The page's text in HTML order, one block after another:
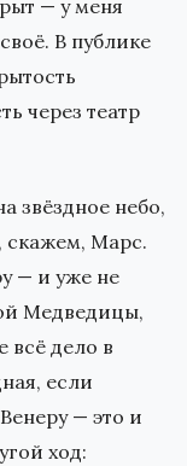
— у меня
В публике
через театр
звёздное небо,
скажем, Марс.
— и уже не
Медведицы,
всё дело в
если
— это и
ход: